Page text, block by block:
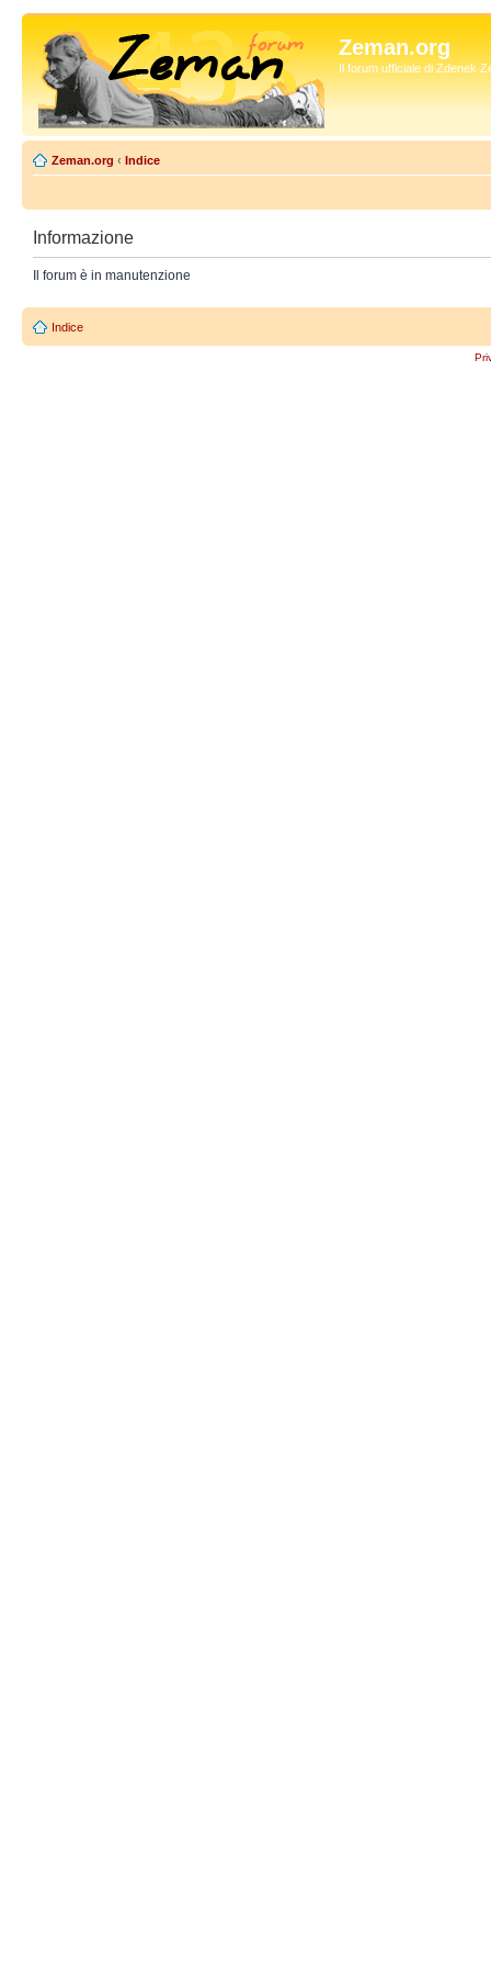
Zeman.org
Il forum ufficiale di Zdenek
Zeman.org ‹ Indice
Informazione
Il forum è in manutenzione
Indice